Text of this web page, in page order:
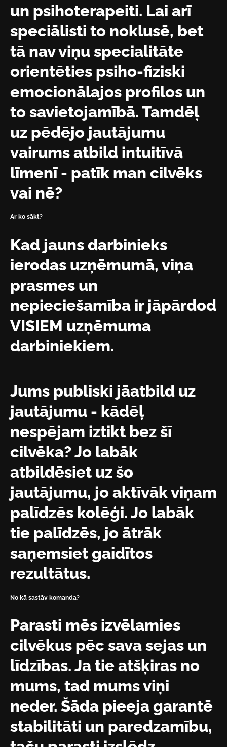
un psihoterapeiti. Lai arī
speciālisti to noklusē, bet
tā nav viņu specialitāte
orientēties psiho-fiziski
emocionālajos profilos un
to savietojamībā. Tamdēļ
uz pēdējo jautājumu
vairums atbild intuitīvā
līmenī - patīk man cilvēks
vai nē?
Ar ko sākt?
Kad jauns darbinieks
ierodas uzņēmumā, viņa
prasmes un
nepieciešamība ir jāpārdod
VISIEM uzņēmuma
darbiniekiem.
Jums publiski jāatbild uz
jautājumu - kādēļ
nespējam iztikt bez šī
cilvēka? Jo labāk
atbildēsiet uz šo
jautājumu, jo aktīvāk viņam
palīdzēs kolēģi. Jo labāk
tie palīdzēs, jo ātrāk
saņemsiet gaidītos
rezultātus.
No kā sastāv komanda?
Parasti mēs izvēlamies
cilvēkus pēc sava sejas un
līdzības. Ja tie atšķiras no
mums, tad mums viņi
neder. Šāda pieeja garantē
stabilitāti un paredzamību,